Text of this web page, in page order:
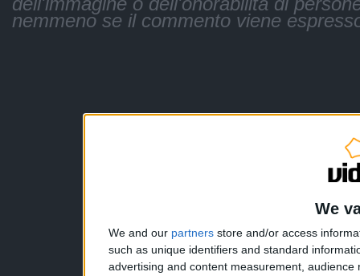
We
We and our partners store and/or access
such as unique identifiers and standard
advertising and content measurement,
nemmeno se il commento viene